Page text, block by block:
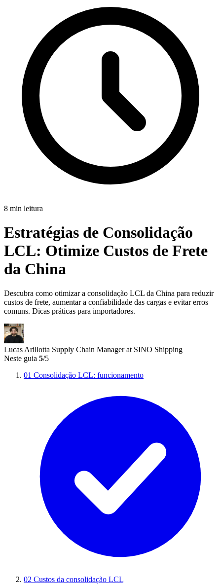
8 min leitura
Estratégias de Consolidação
LCL: Otimize Custos de Frete
da China
Descubra como otimizar a consolidação LCL da China para reduzir
custos de frete, aumentar a confiabilidade das cargas e evitar erros
comuns. Dicas práticas para importadores.
Lucas Arillotta Supply Chain Manager at SINO Shipping
Neste guia 5/5
01 Consolidação LCL: funcionamento
02 Custos da consolidação LCL